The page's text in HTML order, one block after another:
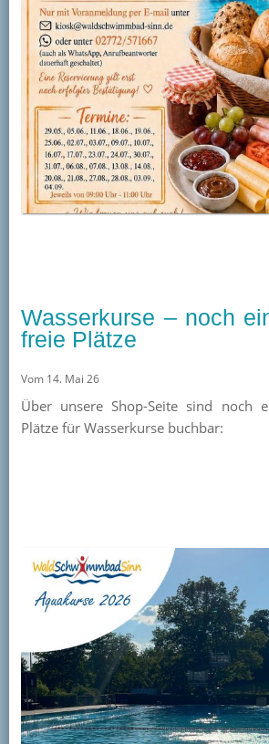
Wasserkurse – noch
freie Plätze
Vom 14. Mai 26
Über unsere Shop-Seite sind noch
Plätze für Wasserkurse buchbar: